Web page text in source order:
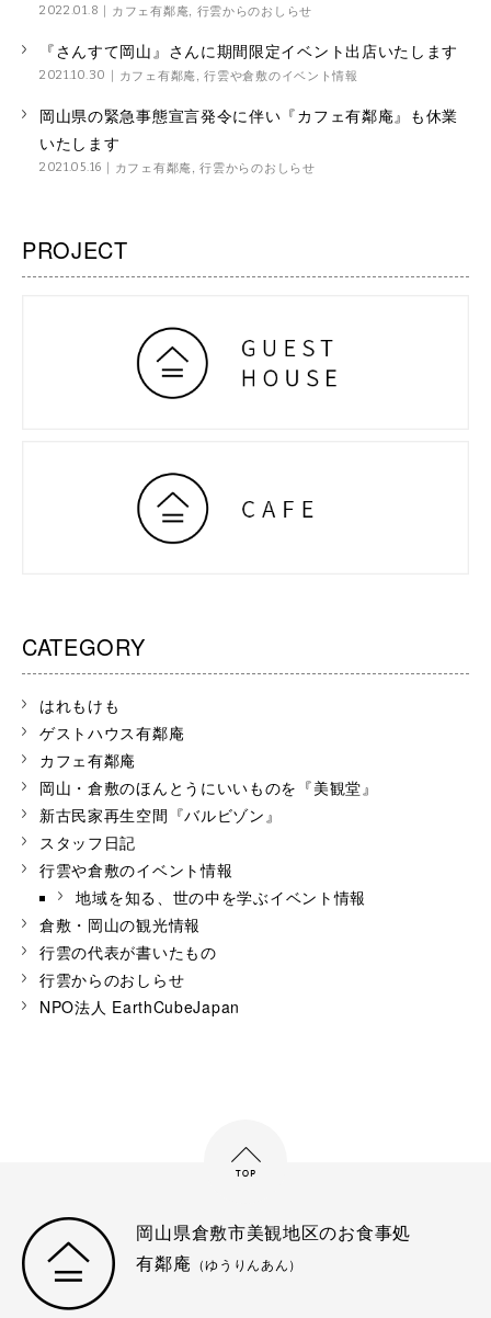
2022.01.8 カフェ有鄰庵 行雲からのおしらせ
『さんすて岡山』さんに期間限定イベント出店いたします
2021.10.30 カフェ有鄰庵 ,行雲や倉敷のイベント情報
岡山県の緊急事態宣言発令に伴い『カフェ有鄰庵』も休業
いたします
2021.05.16 カフェ有鄰庵 ,行雲からのおしらせ
PROJECT
CATEGORY
はれもけも
ゲストハウス有鄰庵
カフェ有鄰庵
岡山・倉敷のほんとうにいいものを『美観堂』
新古民家再生空間『バルビゾン』
スタッフ日記
行雲や倉敷のイベント情報
地域を知る、世の中を学ぶイベント情報
倉敷・岡山の観光情報
行雲の代表が書いたもの
行雲からのおしらせ
NPO法人 EarthCubeJapan
岡山県倉敷市美観地区のお食事処
有鄰庵 （ゆうりんあん）